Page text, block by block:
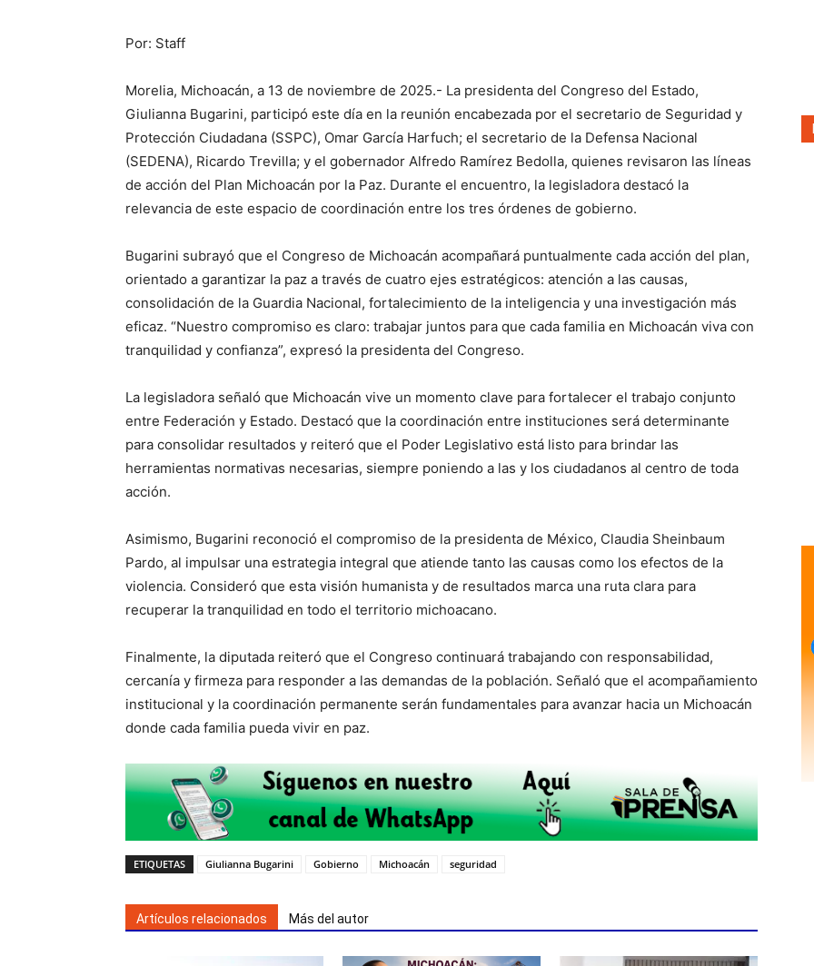
Por: Staff
Morelia, Michoacán, a 13 de noviembre de 2025.- La presidenta del Congreso del Estado,
Giulianna Bugarini, participó este día en la reunión encabezada por el secretario de Seguridad y
Protección Ciudadana (SSPC), Omar García Harfuch; el secretario de la Defensa Nacional
(SEDENA), Ricardo Trevilla; y el gobernador Alfredo Ramírez Bedolla, quienes revisaron las líneas
de acción del Plan Michoacán por la Paz. Durante el encuentro, la legisladora destacó la
relevancia de este espacio de coordinación entre los tres órdenes de gobierno.
Bugarini subrayó que el Congreso de Michoacán acompañará puntualmente cada acción del plan,
orientado a garantizar la paz a través de cuatro ejes estratégicos: atención a las causas,
consolidación de la Guardia Nacional, fortalecimiento de la inteligencia y una investigación más
eficaz. “Nuestro compromiso es claro: trabajar juntos para que cada familia en Michoacán viva con
tranquilidad y confianza”, expresó la presidenta del Congreso.
La legisladora señaló que Michoacán vive un momento clave para fortalecer el trabajo conjunto
entre Federación y Estado. Destacó que la coordinación entre instituciones será determinante
para consolidar resultados y reiteró que el Poder Legislativo está listo para brindar las
herramientas normativas necesarias, siempre poniendo a las y los ciudadanos al centro de toda
acción.
Asimismo, Bugarini reconoció el compromiso de la presidenta de México, Claudia Sheinbaum
Pardo, al impulsar una estrategia integral que atiende tanto las causas como los efectos de la
violencia. Consideró que esta visión humanista y de resultados marca una ruta clara para
recuperar la tranquilidad en todo el territorio michoacano.
Finalmente, la diputada reiteró que el Congreso continuará trabajando con responsabilidad,
cercanía y firmeza para responder a las demandas de la población. Señaló que el acompañamiento
institucional y la coordinación permanente serán fundamentales para avanzar hacia un Michoacán
donde cada familia pueda vivir en paz.
ETIQUETAS Giulianna Bugarini Gobierno Michoacán seguridad
Artículos relacionados Más del autor